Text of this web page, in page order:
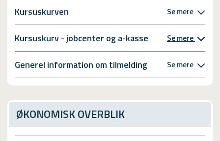
Kursuskurven Se mere
Kursuskurv - jobcenter og a-kasse Se mere
Generel information om tilmelding Se mere
ØKONOMISK OVERBLIK